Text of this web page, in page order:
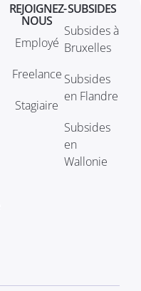
REJOIGNEZ-
NOUS
Employé
Freelance
Stagiaire
SUBSIDES
Subsides à
Bruxelles
Subsides
en Flandre
Subsides
en
Wallonie